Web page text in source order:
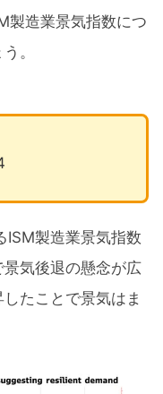
製造業景気指数につ
。
ISM製造業景気指数
気後退の懸念が広
たことで景気はま